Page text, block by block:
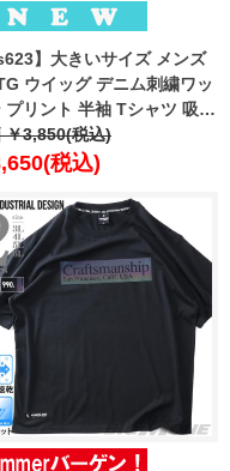
】大きいサイズ メンズ
ウイッグ デニム刺繍ワッ
プリント 半袖 Tシャツ 吸水
UVカット 春夏新作
￥3,850(税込)
税込)